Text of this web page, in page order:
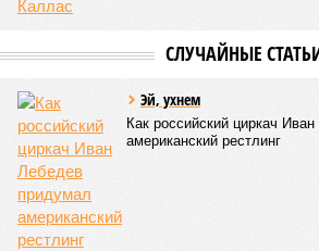
присутствуют тысячи
вернуться и исправить повреждения,
медицинской школы Гроссмана при
университете.– На протяжении
накопившиеся повреждения снижают
работы клетки, а в некоторых
предпосылки для развития рака»
какие бы антивозрастные процедуры
бы ни пытались замедлить старение,